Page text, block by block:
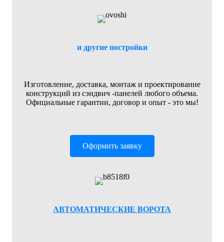
и другие постройки
Изготовление, доставка, монтаж и проектирование
конструкций из сэндвич -панелей любого объема.
Официальные гарантии, договор и опыт - это мы!
Оформить заявку
АВТОМАТИЧЕСКИЕ ВОРОТА